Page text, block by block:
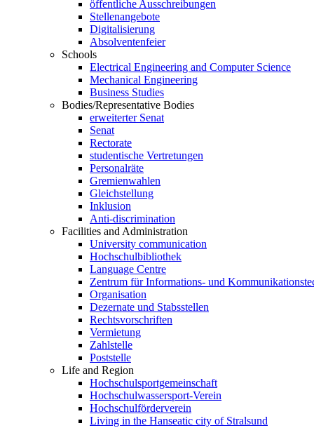
öffentliche Ausschreibungen
Stellenangebote
Digitalisierung
Absolventenfeier
Schools
Electrical Engineering and Computer Science
Mechanical Engineering
Business Studies
Bodies/Representative Bodies
erweiterter Senat
Senat
Rectorate
studentische Vertretungen
Personalräte
Gremienwahlen
Gleichstellung
Inklusion
Anti-discrimination
Facilities and Administration
University communication
Hochschulbibliothek
Language Centre
Zentrum für Informations- und
Organisation
Dezernate und Stabsstellen
Rechtsvorschriften
Vermietung
Zahlstelle
Poststelle
Life and Region
Hochschulsportgemeinschaft
Hochschulwassersport-Verein
Hochschulförderverein
Living in the Hanseatic city of Stralsund